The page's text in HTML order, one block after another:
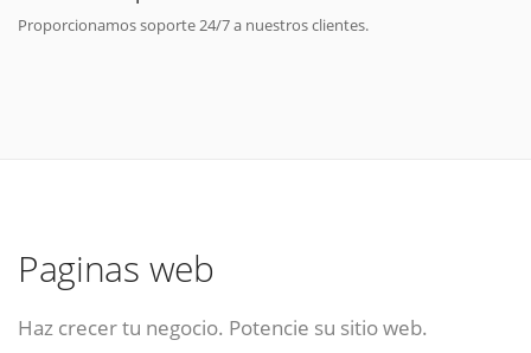
Proporcionamos soporte 24/7 a nuestros clientes.
Paginas web
Haz crecer tu negocio. Potencie su sitio web.